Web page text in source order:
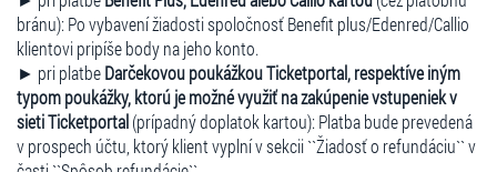
bránu): Po vybavení žiadosti spoločnosť Benefit plus/Edenred/Callio
klientovi pripíše body na jeho konto.
► pri platbeDarčekovou poukážkou Ticketportal, respektíve iným
typom poukážky, ktorú je možné využiť na zakúpenie vstupeniek v
sieti Ticketportal(prípadný doplatok kartou): Platba bude prevedená
v prospech účtu, ktorý klient vyplní v sekcii ``Žiadosť o refundáciu`` v